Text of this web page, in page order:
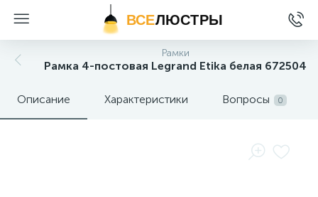
ВСЕЛЮСТРЫ
Рамки
Рамка 4-постовая Legrand Etika белая 672504
Описание Характеристики Вопросы 0